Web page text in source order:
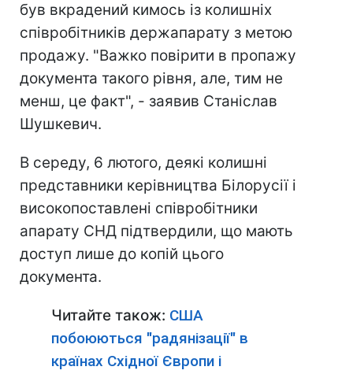
був вкрадений кимось із колишніх
співробітників держапарату з метою
продажу. "Важко повірити в пропажу
документа такого рівня, але, тим не
менш, це факт", - заявив Станіслав
Шушкевич.
В середу, 6 лютого, деякі колишні
представники керівництва Білорусії і
високопоставлені співробітники
апарату СНД підтвердили, що мають
доступ лише до копій цього
документа.
Читайте також: США
побоюються "радянізації" в
країнах Східної Європи і